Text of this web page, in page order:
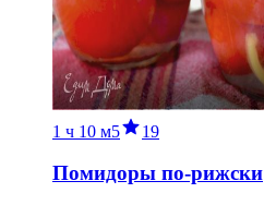
1 ч 10 м5 19
Помидоры по-рижски